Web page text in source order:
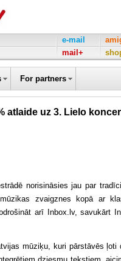
e-mail
mail+
For partners
atlaide uz 3. Lielo
norisināsies jau par
zvaigznes kopā ar
arī Inbox.lv, savukārt
mūziķu, kuri pārstāvēs